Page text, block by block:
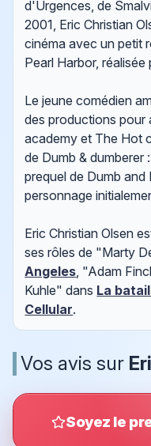
d'Urgences, de
2001, Eric Christian
cinéma avec un petit
Pearl Harbor, réalisée
Le jeune comédien
des productions
academy et The Hot
de Dumb & dumberer
prequel de Dumb and
personnage
Eric Christian Olsen
ses rôles de "Marty
Angeles, "Adam
Kuhle" dans La
Cellular.
Vos avis sur
Soyez le